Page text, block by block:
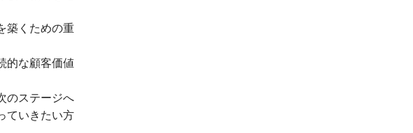
築くための重
的な顧客価値
のステージへ
ていきたい方